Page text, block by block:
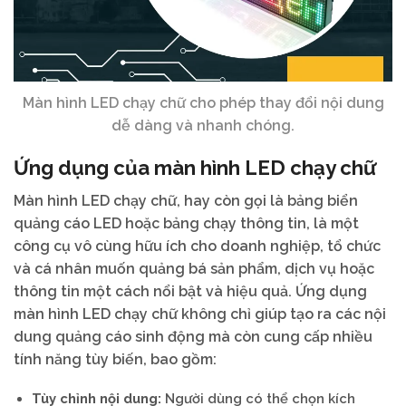
Màn hình LED chạy chữ cho phép thay đổi nội dung
dễ dàng và nhanh chóng.
Ứng dụng của màn hình LED chạy chữ
Màn hình LED chạy chữ, hay còn gọi là bảng biển
quảng cáo LED hoặc bảng chạy thông tin, là một
công cụ vô cùng hữu ích cho doanh nghiệp, tổ chức
và cá nhân muốn quảng bá sản phẩm, dịch vụ hoặc
thông tin một cách nổi bật và hiệu quả. Ứng dụng
màn hình LED chạy chữ không chỉ giúp tạo ra các nội
dung quảng cáo sinh động mà còn cung cấp nhiều
tính năng tùy biến, bao gồm:
Tùy chỉnh nội dung: Người dùng có thể chọn kích